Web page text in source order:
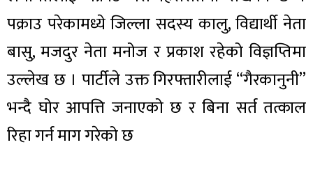
पक्राउ परेकामध्ये जिल्ला सदस्य कालु, विद्यार्थी नेता
बासु, मजदुर नेता मनोज र प्रकाश रहेको विज्ञप्तिमा
उल्लेख छ । पार्टीले उक्त गिरफ्तारीलाई “गैरकानुनी”
भन्दै घोर आपत्ति जनाएको छ र बिना सर्त तत्काल
रिहा गर्न माग गरेको छ